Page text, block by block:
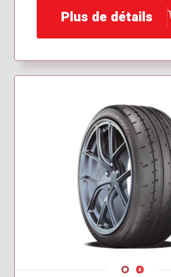
Plus de détails
Navigate 1
Navigate 2